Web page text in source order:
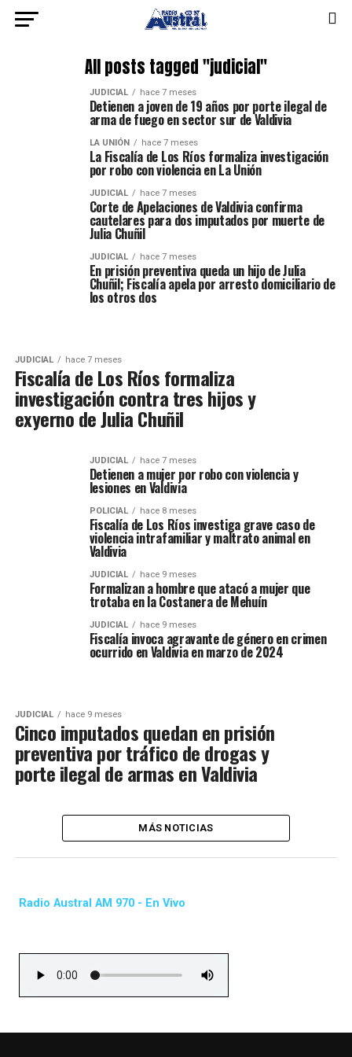
All posts tagged "judicial"
JUDICIAL hace 7 meses
Detienen a joven de 19 años por porte ilegal de
arma de fuego en sector sur de Valdivia
LA UNIÓN hace 7 meses
La Fiscalía de Los Ríos formaliza investigación
por robo con violencia en La Unión
JUDICIAL hace 7 meses
Corte de Apelaciones de Valdivia confirma
cautelares para dos imputados por muerte de
Julia Chuñil
JUDICIAL hace 7 meses
En prisión preventiva queda un hijo de Julia
Chuñil; Fiscalía apela por arresto domiciliario de
los otros dos
JUDICIAL hace 7 meses
Fiscalía de Los Ríos formaliza
investigación contra tres hijos y
exyerno de Julia Chuñil
JUDICIAL hace 7 meses
Detienen a mujer por robo con violencia y
lesiones en Valdivia
POLICIAL hace 8 meses
Fiscalía de Los Ríos investiga grave caso de
violencia intrafamiliar y maltrato animal en
Valdivia
JUDICIAL hace 9 meses
Formalizan a hombre que atacó a mujer que
trotaba en la Costanera de Mehuín
JUDICIAL hace 9 meses
Fiscalía invoca agravante de género en crimen
ocurrido en Valdivia en marzo de 2024
JUDICIAL hace 9 meses
Cinco imputados quedan en prisión
preventiva por tráfico de drogas y
porte ilegal de armas en Valdivia
MÁS NOTICIAS
Radio Austral AM 970 - En Vivo